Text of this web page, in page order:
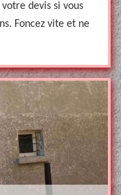
devis si vous
Foncez vite et ne